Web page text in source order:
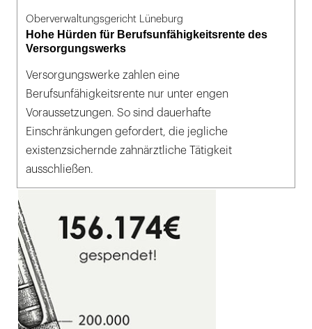
Oberverwaltungsgericht Lüneburg
Hohe Hürden für Berufsunfähigkeitsrente des
Versorgungswerks
Versorgungswerke zahlen eine
Berufsunfähigkeitsrente nur unter engen
Voraussetzungen. So sind dauerhafte
Einschränkungen gefordert, die jegliche
existenzsichernde zahnärztliche Tätigkeit
ausschließen.